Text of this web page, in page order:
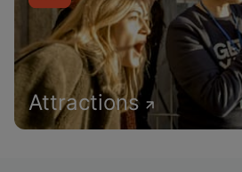
Attractions